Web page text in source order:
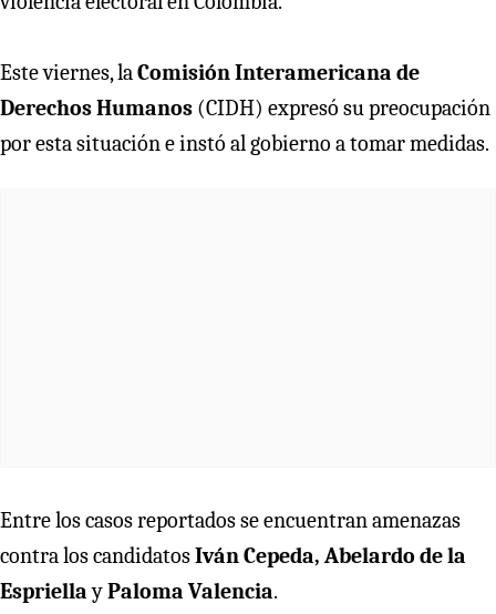
Este viernes, la Comisión Interamericana de
Derechos Humanos (CIDH) expresó su preocupación
por esta situación e instó al gobierno a tomar medidas.
Entre los casos reportados se encuentran amenazas
contra los candidatosIván Cepeda, Abelardo de la
EspriellayPaloma Valencia.